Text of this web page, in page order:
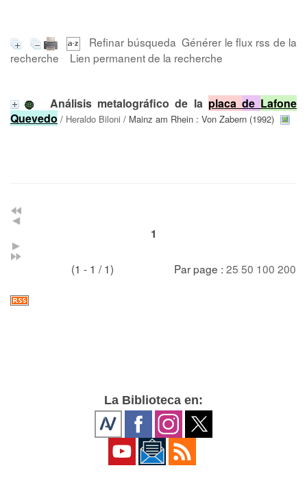
Refinar búsqueda Générer le flux rss de la
recherche
Lien permanent de la recherche
Análisis metalográfico de la placa de Lafone
Quevedo / Heraldo Biloni / Mainz am Rhein : Von Zabern (1992)
1
(1 - 1 / 1) Par page : 25 50 100 200
La Biblioteca en: